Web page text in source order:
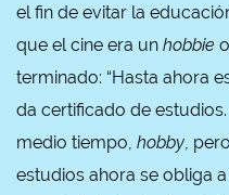
el fin de evitar la
que el cine era un hobbie
terminado: “Hasta ahora
da certificado de
medio tiempo, hobby,
estudios ahora se obliga